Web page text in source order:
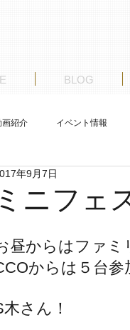
BLOG
画紹介 イベント情報
介 ゼロから始めるレスト
ミニフェ
年9月7日
昼からはファミ
からは５台参
木さん！